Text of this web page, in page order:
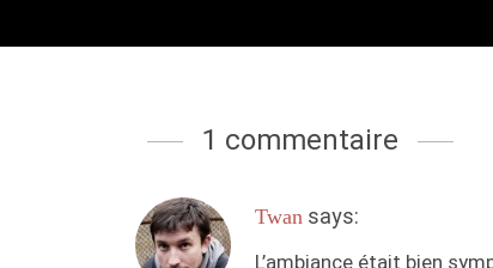
1 commentaire
Twan says:
L’ambiance était bien